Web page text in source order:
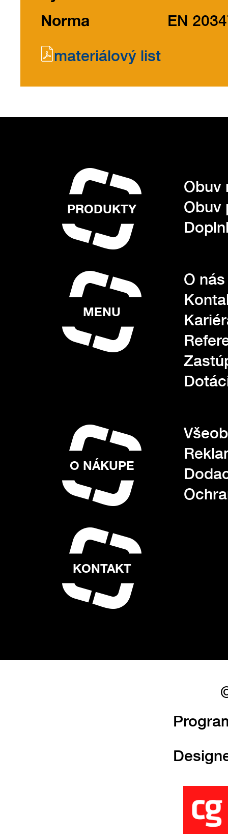
Norma
EN
materiálový list
PRODUKTY
Obuv
Obuv
MENU
O nás
O NÁKUPE
KONTAKT